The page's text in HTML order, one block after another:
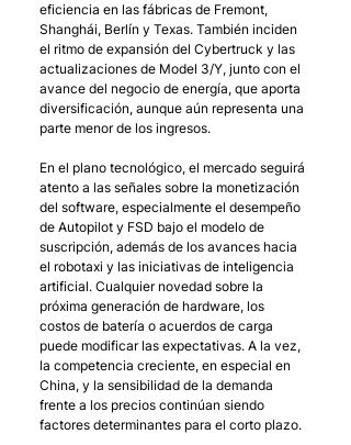
eficiencia en las fábricas de Fremont,
Shanghái, Berlín y Texas. También inciden
el ritmo de expansión del Cybertruck y las
actualizaciones de Model 3/Y, junto con el
avance del negocio de energía, que aporta
diversificación, aunque aún representa una
parte menor de los ingresos.
En el plano tecnológico, el mercado seguirá
atento a las señales sobre la monetización
del software, especialmente el desempeño
de Autopilot y FSD bajo el modelo de
suscripción, además de los avances hacia
el robotaxi y las iniciativas de inteligencia
artificial. Cualquier novedad sobre la
próxima generación de hardware, los
costos de batería o acuerdos de carga
puede modificar las expectativas. A la vez,
la competencia creciente, en especial en
China, y la sensibilidad de la demanda
frente a los precios continúan siendo
factores determinantes para el corto plazo.